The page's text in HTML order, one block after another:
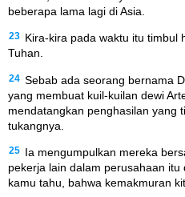
beberapa lama lagi di Asia.
23 Kira-kira pada waktu itu timbul
Tuhan.
24 Sebab ada seorang bernama
yang membuat kuil-kuilan dewi
mendatangkan penghasilan yang
tukangnya.
25 Ia mengumpulkan mereka
pekerja lain dalam perusahaan itu
kamu tahu, bahwa kemakmuran